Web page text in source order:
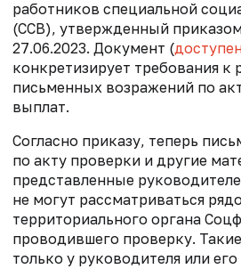
работников специальной
(ССВ), утвержденный
27.06.2023. Документ (
конкретизирует требования к
письменных возражений по
выплат.
Согласно приказу, теперь
по акту проверки и другие
представленные
не могут рассматриваться
территориального органа
проводившего проверку.
только у руководителя или его